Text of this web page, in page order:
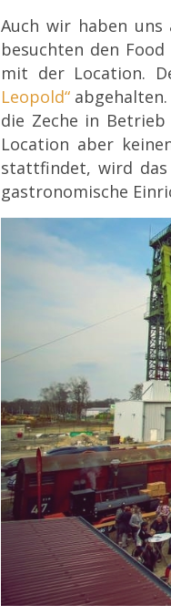
Auch wir haben uns
besuchten den
mit der Location.
Leopold“
die Zeche in
Location aber
stattfindet, wird das
gastronomische